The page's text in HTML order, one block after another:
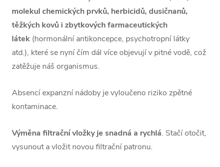
molekul chemických prvků, herbicidů, dusičnanů,
těžkých kovů i zbytkových farmaceutických
látek (hormonální antikoncepce, psychotropní látky
atd.), které se nyní čím dál více objevují v pitné vodě, což
zatěžuje náš organismus.
Absencí expanzní nádoby je vyloučeno riziko zpětné
kontaminace.
Výměna filtrační vložky je snadná a rychlá. Stačí otočit,
vysunout a vložit novou filtrační patronu.